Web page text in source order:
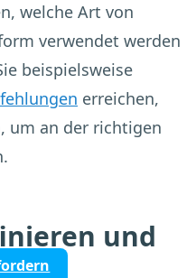
welche Art von
verwendet werden
beispielsweise
erreichen,
um an der richtigen
und